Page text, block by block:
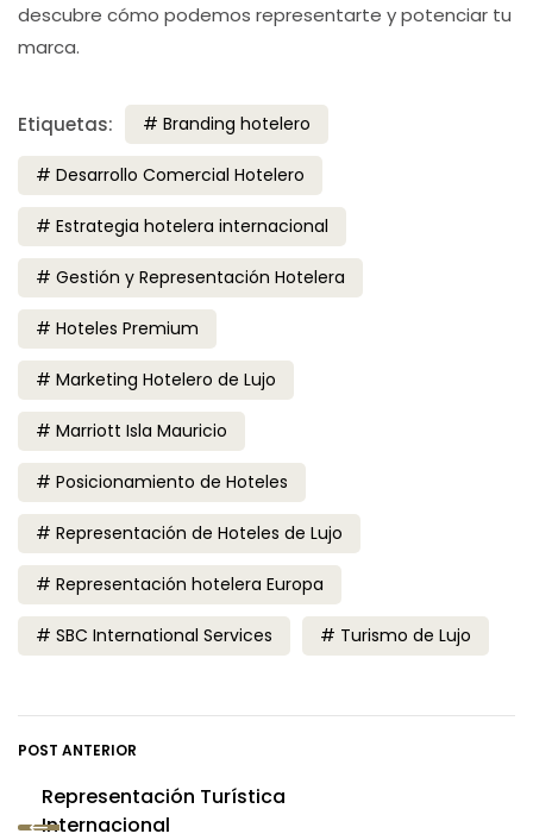
descubre cómo podemos representarte y potenciar tu
marca.
Etiquetas: Branding hotelero
Desarrollo Comercial Hotelero
Estrategia hotelera internacional
Gestión y Representación Hotelera
Hoteles Premium
Marketing Hotelero de Lujo
Marriott Isla Mauricio
Posicionamiento de Hoteles
Representación de Hoteles de Lujo
Representación hotelera Europa
SBC International Services Turismo de Lujo
POST ANTERIOR
Representación Turística
Internacional